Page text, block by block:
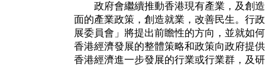
政府會繼續推動香港現有產業，及創造
面的產業政策，創造就業，改善民生。行
展委員會」將提出前瞻性的方向，並就如
香港經濟發展的整體策略和政策向政府提
香港經濟進一步發展的行業或行業群，及